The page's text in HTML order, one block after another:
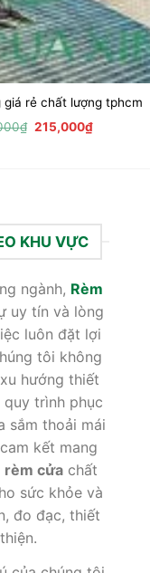
giá rẻ chất lượng tphcm
₫ Giá
215,000₫Giá
hiện
KHU VỰC
ngành, Rèm
uy tín và lòng
luôn đặt lợi
tôi không
hướng thiết
quy trình phục
sắm thoải mái
cam kết mang
rèm cửa chất
sức khỏe và
đo đạc, thiết